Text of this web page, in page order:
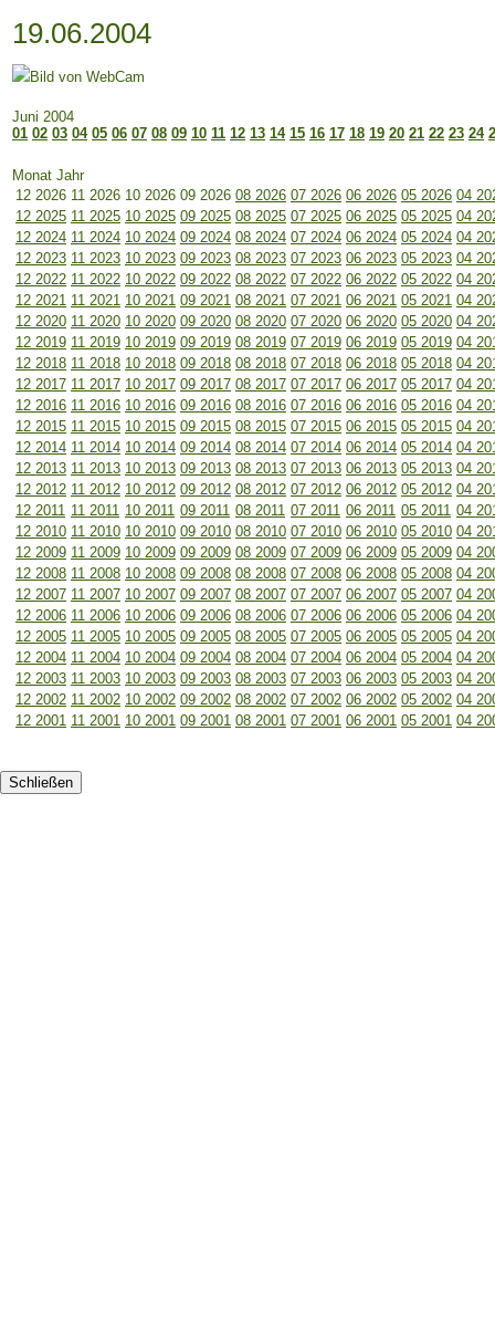
19.06.2004
Juni 2004
01 02 03 04 05 06 07 08 09 10 11 12 13 14 15 16 17 18 19 20 21 22 23 24
Monat Jahr
12 2026 11 2026 10 2026 09 2026 08 2026 07 2026 06 2026 05 2026 04
12 2025 11 2025 10 2025 09 2025 08 2025 07 2025 06 2025 05 2025 04
12 2024 11 2024 10 2024 09 2024 08 2024 07 2024 06 2024 05 2024 04
12 2023 11 2023 10 2023 09 2023 08 2023 07 2023 06 2023 05 2023 04
12 2022 11 2022 10 2022 09 2022 08 2022 07 2022 06 2022 05 2022 04
12 2021 11 2021 10 2021 09 2021 08 2021 07 2021 06 2021 05 2021 04
12 2020 11 2020 10 2020 09 2020 08 2020 07 2020 06 2020 05 2020 04
12 2019 11 2019 10 2019 09 2019 08 2019 07 2019 06 2019 05 2019 04
12 2018 11 2018 10 2018 09 2018 08 2018 07 2018 06 2018 05 2018 04
12 2017 11 2017 10 2017 09 2017 08 2017 07 2017 06 2017 05 2017 04
12 2016 11 2016 10 2016 09 2016 08 2016 07 2016 06 2016 05 2016 04
12 2015 11 2015 10 2015 09 2015 08 2015 07 2015 06 2015 05 2015 04
12 2014 11 2014 10 2014 09 2014 08 2014 07 2014 06 2014 05 2014 04
12 2013 11 2013 10 2013 09 2013 08 2013 07 2013 06 2013 05 2013 04
12 2012 11 2012 10 2012 09 2012 08 2012 07 2012 06 2012 05 2012 04
12 2011 11 2011 10 2011 09 2011 08 2011 07 2011 06 2011 05 2011 04
12 2010 11 2010 10 2010 09 2010 08 2010 07 2010 06 2010 05 2010 04
12 2009 11 2009 10 2009 09 2009 08 2009 07 2009 06 2009 05 2009 04
12 2008 11 2008 10 2008 09 2008 08 2008 07 2008 06 2008 05 2008 04
12 2007 11 2007 10 2007 09 2007 08 2007 07 2007 06 2007 05 2007 04
12 2006 11 2006 10 2006 09 2006 08 2006 07 2006 06 2006 05 2006 04
12 2005 11 2005 10 2005 09 2005 08 2005 07 2005 06 2005 05 2005 04
12 2004 11 2004 10 2004 09 2004 08 2004 07 2004 06 2004 05 2004 04
12 2003 11 2003 10 2003 09 2003 08 2003 07 2003 06 2003 05 2003 04
12 2002 11 2002 10 2002 09 2002 08 2002 07 2002 06 2002 05 2002 04
12 2001 11 2001 10 2001 09 2001 08 2001 07 2001 06 2001 05 2001 04